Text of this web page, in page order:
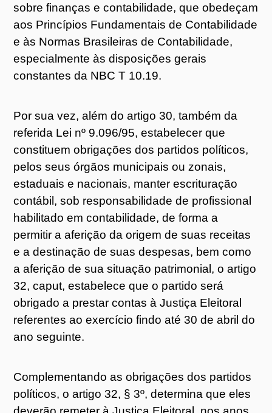
sobre finanças e contabilidade, que obedeçam
aos Princípios Fundamentais de Contabilidade
e às Normas Brasileiras de Contabilidade,
especialmente às disposições gerais
constantes da NBC T 10.19.
Por sua vez, além do artigo 30, também da
referida Lei nº 9.096/95, estabelecer que
constituem obrigações dos partidos políticos,
pelos seus órgãos municipais ou zonais,
estaduais e nacionais, manter escrituração
contábil, sob responsabilidade de profissional
habilitado em contabilidade, de forma a
permitir a aferição da origem de suas receitas
e a destinação de suas despesas, bem como
a aferição de sua situação patrimonial, o artigo
32, caput, estabelece que o partido será
obrigado a prestar contas à Justiça Eleitoral
referentes ao exercício findo até 30 de abril do
ano seguinte.
Complementando as obrigações dos partidos
políticos, o artigo 32, § 3º, determina que eles